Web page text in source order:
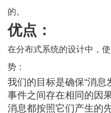
的。
优点：
在分布式系统的设计中，
势：
我们的目标是确保“消息
事件之间存在相同的因
消息都按照它们产生的